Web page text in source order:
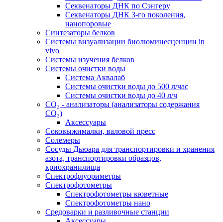
Секвенаторы ДНК по Сэнгеру
Секвенаторы ДНК 3-го поколения,
нанопоровые
Синтезаторы белков
Системы визуализации биолюминесценции in
vivo
Системы изучения белков
Системы очистки воды
Система Аквалаб
Системы очистки воды до 500 л/час
Системы очистки воды до 40 л/ч
СО₂ - анализаторы (анализаторы содержания
СО₂)
Аксессуары
Соковыжималки, валовой пресс
Солемеры
Сосуды Дьюара для транспортировки и хранения
азота, транспортировки образцов,
криохранилища
Спектрофлуориметры
Спектрофотометры
Спектрофотометры кюветные
Спектрофотометры нано
Средоварки и разливочные станции